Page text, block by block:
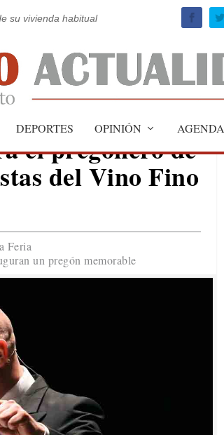
su vivienda habitual
DEPORTES OPINIÓN AGENDA
el pregonero de
del Vino Fino
Feria
un pregón memorable